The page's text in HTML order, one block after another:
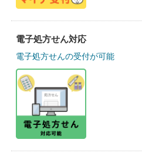
電子処方せん対応
電子処方せんの受付が可能